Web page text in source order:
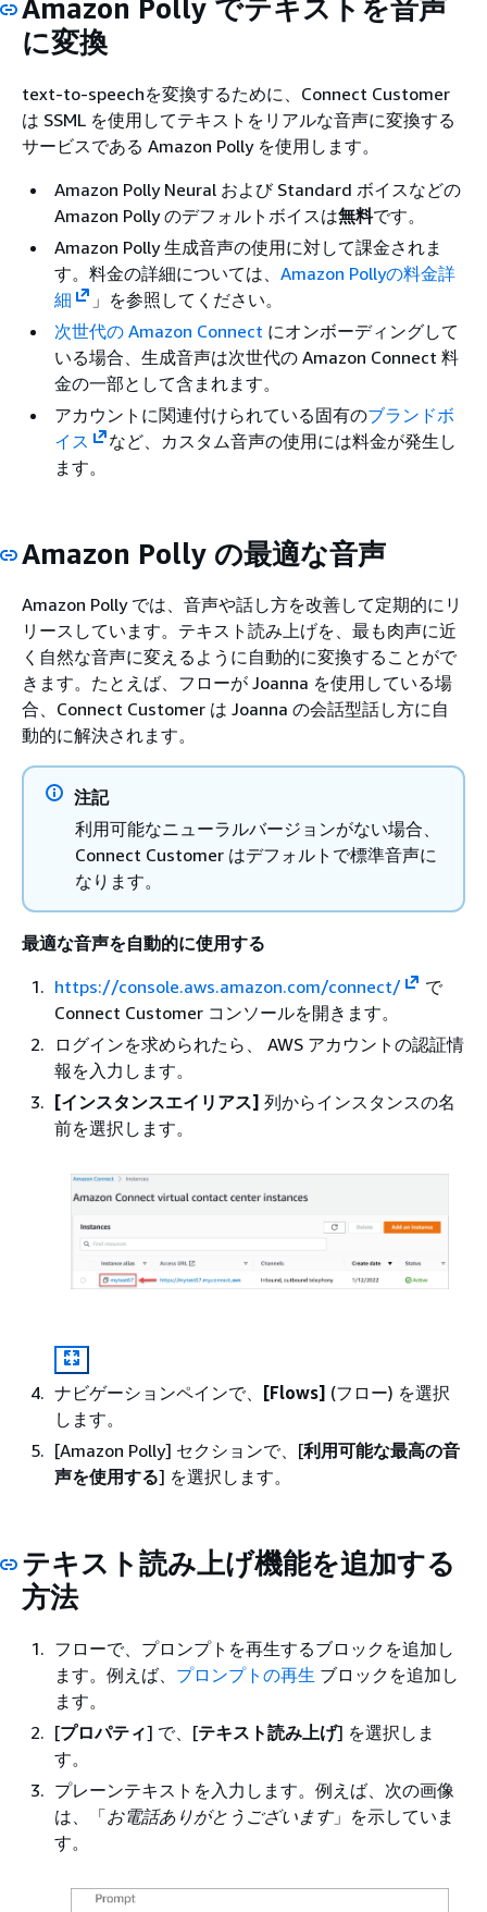
Amazon Polly でテキストを音声
に変換
text-to-speechを変換するために、Connect Customer
は SSML を使用してテキストをリアルな音声に変換する
サービスである Amazon Polly を使用します。
Amazon Polly Neural および Standard ボイスなどの
Amazon Polly のデフォルトボイスは無料です。
Amazon Polly 生成音声の使用に対して課金されま
す。料金の詳細については、 Amazon Pollyの料金詳
細
」を参照してください。
次世代の Amazon Connect にオンボーディングして
いる場合、生成音声は次世代の Amazon Connect 料
金の一部として含まれます。
アカウントに関連付けられている固有のブランドボ
イス
など、カスタム音声の使用には料金が発生し
ます。
Amazon Polly の最適な音声
Amazon Polly では、音声や話し方を改善して定期的にリ
リースしています。テキスト読み上げを、最も肉声に近
く自然な音声に変えるように自動的に変換することがで
きます。たとえば、フローが Joanna を使用している場
合、Connect Customer は Joanna の会話型話し方に自
動的に解決されます。
注記
利用可能なニューラルバージョンがない場合、
Connect Customer はデフォルトで標準音声に
なります。
最適な音声を自動的に使用する
https://console.aws.amazon.com/connect/
で
Connect Customer コンソールを開きます。
ログインを求められたら、 AWS アカウントの認証情
報を入力します。
[インスタンスエイリアス] 列からインスタンスの名
前を選択します。
ナビゲーションペインで、 [Flows] (フロー) を選択
します。
[Amazon Polly] セクションで、[利用可能な最高の音
声を使用する] を選択します。
テキスト読み上げ機能を追加する
方法
フローで、プロンプトを再生するブロックを追加し
ます。例えば、 プロンプトの再生 ブロックを追加し
ます。
[プロパティ] で、[テキスト読み上げ] を選択しま
す。
プレーンテキストを入力します。例えば、次の画像
は、「お電話ありがとうございます」を示していま
す。